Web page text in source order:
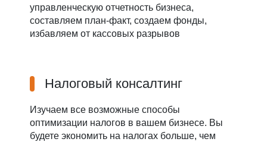
управленческую отчетность бизнеса,
составляем план-факт, создаем фонды,
избавляем от кассовых разрывов
Налоговый консалтинг
Изучаем все возможные способы
оптимизации налогов в вашем бизнесе. Вы
будете экономить на налогах больше, чем